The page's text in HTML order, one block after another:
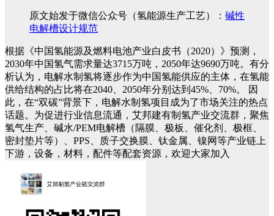
原文始发于微信公众号（氢能源生产工艺）： 碱性
电解槽设计规范
根据《中国氢能源及燃料电池产业白皮书（2020）》预测，
2030年中国氢气需求量达3715万吨，2050年达9690万吨。有分
析认为，电解水制氢将逐步作为中国氢能供应的主体，在氢能
供给结构的占比将在2040、2050年分别达到45%、70%。
因
此，在“双碳”背景下，电解水制氢项目成为了市场关注的热点
话题。为促进行业信息流通，艾邦建有制氢产业交流群，聚焦
氢气生产、碱水/PEM电解槽（隔膜、极板、催化剂、极框、
密封垫片等）、PPS、质子交换膜、钛金属、镍网等产业链上
下游，设备，材料，配件等配套资源，欢迎大家加入